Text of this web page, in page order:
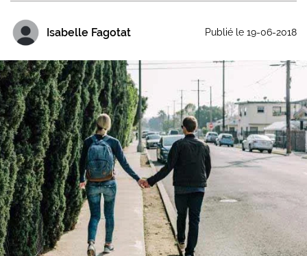
Isabelle Fagotat Publié le 19-06-2018